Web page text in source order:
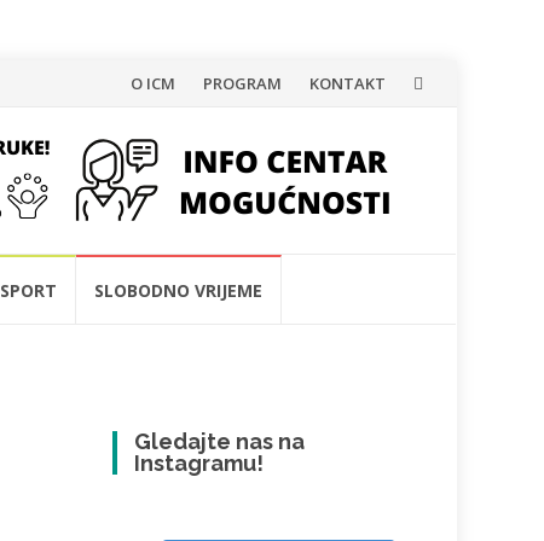
Skip
content
O ICM PROGRAM KONTAKT
SPORT SLOBODNO VRIJEME
Gledajte nas na
Instagramu!